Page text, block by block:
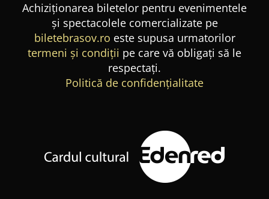
Achiziționarea biletelor pentru evenimentele
și spectacolele comercializate pe
biletebrasov.ro este supusa urmatorilor
termeni și condiții pe care vă obligați să le
respectați.
Politică de confidențialitate